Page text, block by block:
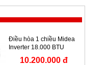
Điều hòa 1 chiều Midea
Inverter 18.000 BTU
MSCE-19CRFN8
10.200.000 đ